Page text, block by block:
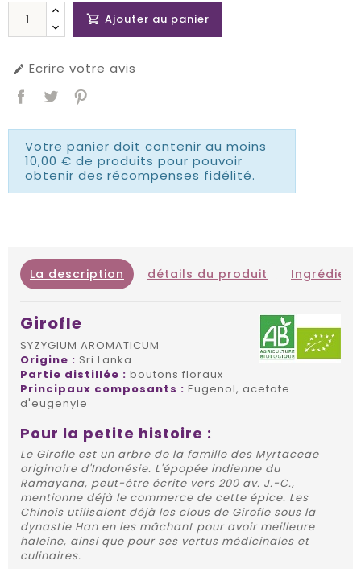
 Ajouter au panier
 Ecrire votre avis
Votre panier doit contenir au moins
10,00 € de produits pour pouvoir
obtenir des récompenses fidélité.
La description détails du produit
Girofle
SYZYGIUM AROMATICUM
Origine : Sri Lanka
Partie distillée : boutons floraux
Principaux composants : Eugenol, acetate
d'eugenyle
Pour la petite histoire :
Le Girofle est un arbre de la famille des Myrtaceae
originaire d'Indonésie. L'épopée indienne du
Ramayana, peut-être écrite vers 200 av. J.-C.,
mentionne déjà le commerce de cette épice. Les
Chinois utilisaient déjà les clous de Girofle sous la
dynastie Han en les mâchant pour avoir meilleure
haleine, ainsi que pour ses vertus médicinales et
culinaires.